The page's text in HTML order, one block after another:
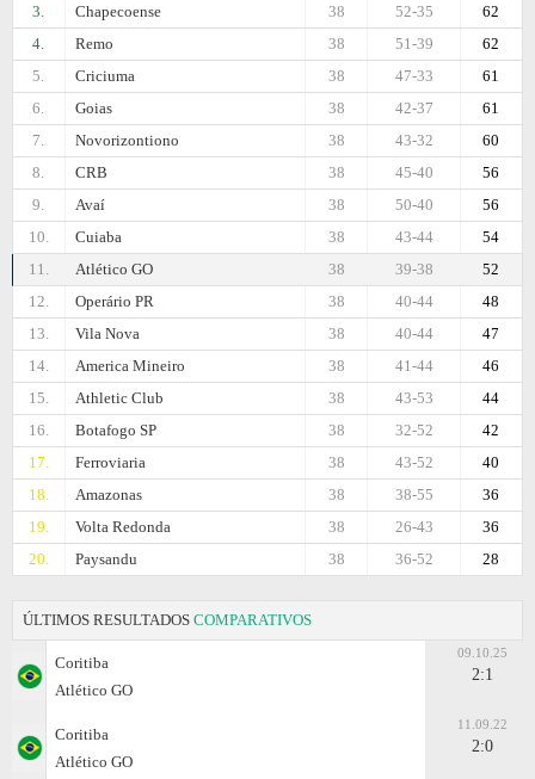
3.
Chapecoense 62
52-35
38
4.
Remo 62
51-39
38
5.
Criciuma 61
47-33
38
6.
Goias 61
42-37
38
7.
Novorizontiono 60
43-32
38
8.
CRB 56
45-40
38
9.
Avaí 56
50-40
38
10.
Cuiaba 54
43-44
38
11.
Atlético GO 52
39-38
38
12.
Operário PR 48
40-44
38
13.
Vila Nova 47
40-44
38
14.
Amеrica Mineiro 46
41-44
38
15.
Athletic Club 44
43-53
38
16.
Botafogo SP 42
32-52
38
17.
Ferroviaria 40
43-52
38
18.
Amazonas 36
38-55
38
19.
Volta Redonda 36
26-43
38
20.
Paysandu 28
36-52
38
ÚLTIMOS RESULTADOS COMPARATIVOS
Coritiba
Atlético GO
09.10.25
2:1
Coritiba
Atlético GO
11.09.22
2:0